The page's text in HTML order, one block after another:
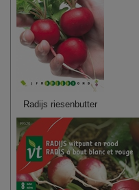
Radijs riesenbutter